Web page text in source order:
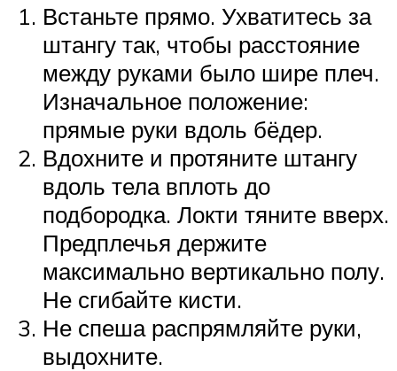
Встаньте прямо. Ухватитесь за
штангу так, чтобы расстояние
между руками было шире плеч.
Изначальное положение:
прямые руки вдоль бёдер.
Вдохните и протяните штангу
вдоль тела вплоть до
подбородка. Локти тяните вверх.
Предплечья держите
максимально вертикально полу.
Не сгибайте кисти.
Не спеша распрямляйте руки,
выдохните.